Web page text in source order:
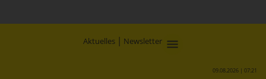
Aktuelles | Newsletter
09.08.2026 | 07:21